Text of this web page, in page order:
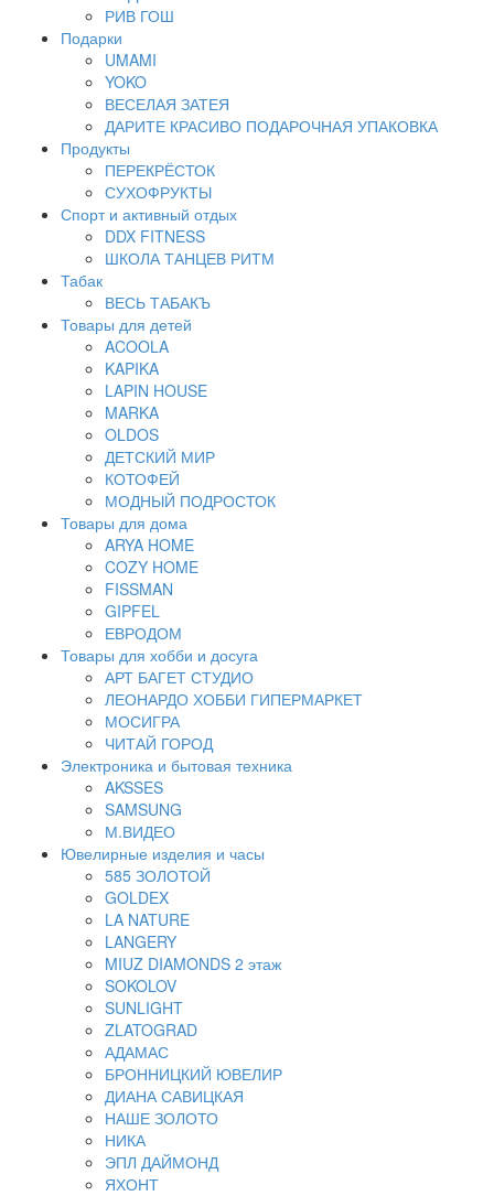
РИВ ГОШ
Подарки
UMAMI
YOKO
ВЕСЕЛАЯ ЗАТЕЯ
ДАРИТЕ КРАСИВО ПОДАРОЧНАЯ УПАКОВКА
Продукты
ПЕРЕКРЁСТОК
СУХОФРУКТЫ
Спорт и активный отдых
DDX FITNESS
ШКОЛА ТАНЦЕВ РИТМ
Табак
ВЕСЬ ТАБАКЪ
Товары для детей
ACOOLA
KAPIKA
LAPIN HOUSE
MARKA
OLDOS
ДЕТСКИЙ МИР
КОТОФЕЙ
МОДНЫЙ ПОДРОСТОК
Товары для дома
ARYA HOME
COZY HOME
FISSMAN
GIPFEL
ЕВРОДОМ
Товары для хобби и досуга
АРТ БАГЕТ СТУДИО
ЛЕОНАРДО ХОББИ ГИПЕРМАРКЕТ
МОСИГРА
ЧИТАЙ ГОРОД
Электроника и бытовая техника
AKSSES
SAMSUNG
М.ВИДЕО
Ювелирные изделия и часы
585 ЗОЛОТОЙ
GOLDEX
LA NATURE
LANGERY
MIUZ DIAMONDS 2 этаж
SOKOLOV
SUNLIGHT
ZLATOGRAD
АДАМАС
БРОННИЦКИЙ ЮВЕЛИР
ДИАНА САВИЦКАЯ
НАШЕ ЗОЛОТО
НИКА
ЭПЛ ДАЙМОНД
ЯХОНТ